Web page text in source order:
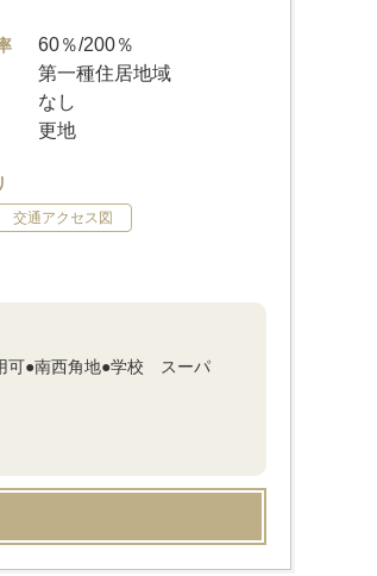
60％/200％
第一種住居地域
なし
更地
交通アクセス図
可●南西角地●学校 スーパ